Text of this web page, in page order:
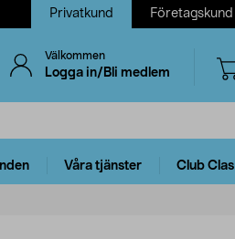
Privatkund Företagskund
Välkommen
Logga in/Bli medlem
Våra tjänster Club Clas